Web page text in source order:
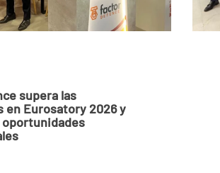
supera las
en Eurosatory 2026 y